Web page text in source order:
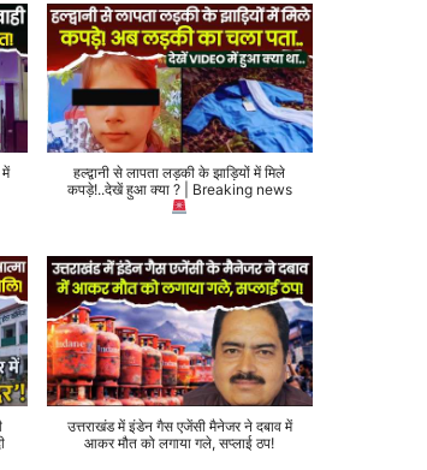
में
हल्द्वानी से लापता लड़की के झाड़ियों में मिले
कपड़े!..देखें हुआ क्या ? | Breaking news
उत्तराखंड में इंडेन गैस एजेंसी मैनेजर ने दबाव में
आकर मौत को लगाया गले, सप्लाई ठप!